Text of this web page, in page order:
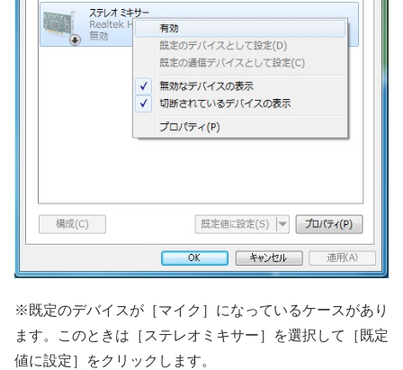
※既定のデバイスが［マイク］になっているケースがあり
ます。このときは［ステレオミキサー］を選択して［既定
値に設定］をクリックします。